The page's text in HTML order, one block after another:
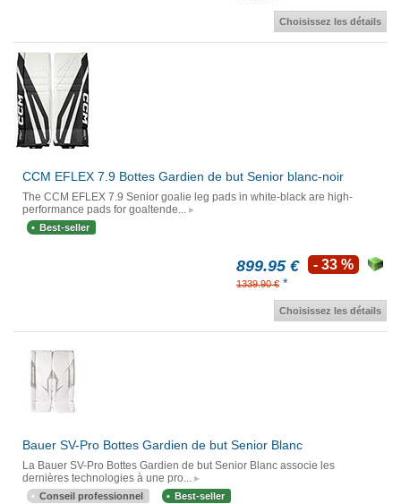
Choisissez les détails
CCM EFLEX 7.9 Bottes Gardien de but Senior blanc-noir
The CCM EFLEX 7.9 Senior goalie leg pads in white-black are high-
performance pads for goaltende...
Best-seller
899.95 €
1339.90 € *
- 33 %
Choisissez les détails
Bauer SV-Pro Bottes Gardien de but Senior Blanc
La Bauer SV-Pro Bottes Gardien de but Senior Blanc associe les
dernières technologies à une pro...
Conseil professionnel Best-seller